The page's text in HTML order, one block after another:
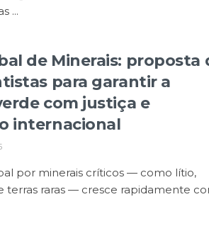
...
de Minerais: proposta
para garantir a
com justiça e
internacional
por minerais críticos — como lítio,
terras raras — cresce rapidamente